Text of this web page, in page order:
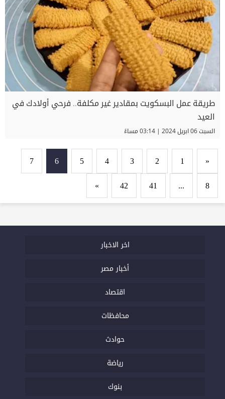
طريقة عمل البسكويت بمقادير غير مكلفة.. فرحي أولادك في
العيد
السبت 06 ابريل 2024 | 03:14 مساءً
«
1
2
3
4
5
6
7
8
...
41
42
»
اخر الاخبار
أخبار مصر
اقتصاد
محافظات
حوادث
رياضة
بنوك